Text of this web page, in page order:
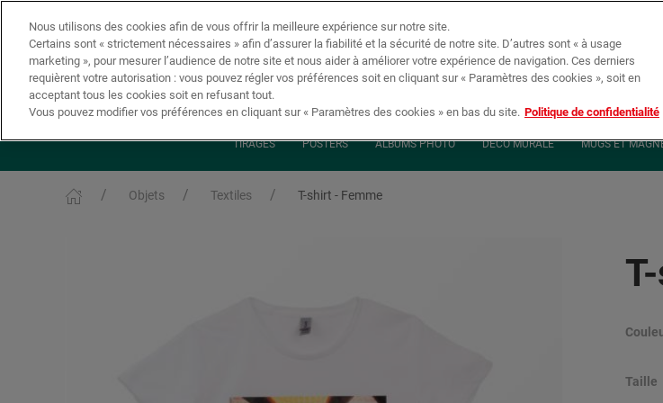
TIRAGES POSTERS ALBUMS PHOTO DÉCO MURALE MUGS ET
Objets Textiles T-shirt - Femme
Taille
Nous utilisons des cookies afin de vous offrir la meilleure expérience sur notre site.
Certains sont « strictement nécessaires » afin d’assurer la fiabilité et la sécurité de notre site. D’autres sont « à usage
marketing », pour mesurer l’audience de notre site et nous aider à améliorer votre expérience de navigation. Ces derniers
requièrent votre autorisation : vous pouvez régler vos préférences soit en cliquant sur « Paramètres des cookies », soit en
acceptant tous les cookies soit en refusant tout.
Vous pouvez modifier vos préférences en cliquant sur « Paramètres des cookies » en bas du site. Politique de confidentialité